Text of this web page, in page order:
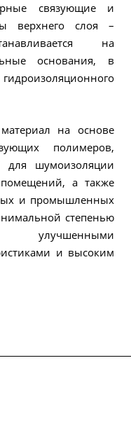
связующие и
верхнего слоя –
на
основания, в
на основе
полимеров,
для шумоизоляции
а также
и промышленных
степенью
и высоким